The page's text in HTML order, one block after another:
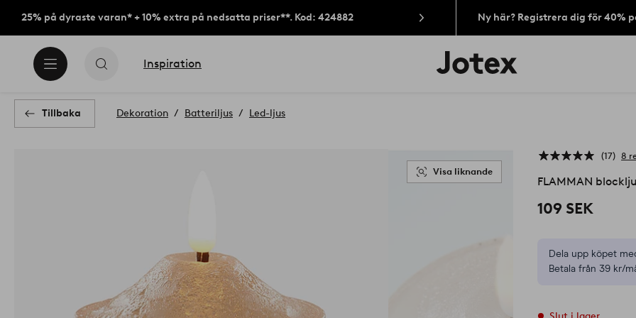
25% på dyraste varan* + 10% extra på nedsatta priser**. Kod: 424882 Ny här? Registrera dig för 40%
Inspiration
Jotex
logotyp
Tillbaka Dekoration Batteriljus Led-ljus
Visa liknande
17 8
FLAMMAN
109 SEK
Dela upp köpet
Betala från 39 kr/